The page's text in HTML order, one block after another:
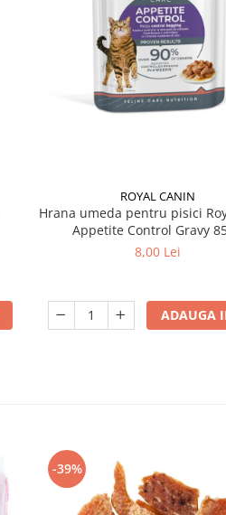
ROYAL CANIN
Hrana umeda pentru pisici
Appetite Control Gravy
8,00 Lei
ADAUGA
-39%